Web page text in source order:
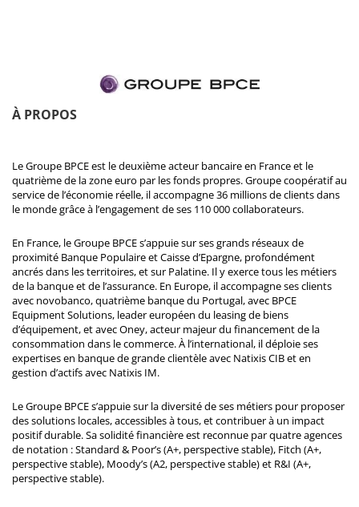
À PROPOS
Le Groupe BPCE est le deuxième acteur bancaire en France et le
quatrième de la zone euro par les fonds propres. Groupe coopératif au
service de l’économie réelle, il accompagne 36 millions de clients dans
le monde grâce à l’engagement de ses 110 000 collaborateurs.
En France, le Groupe BPCE s’appuie sur ses grands réseaux de
proximité Banque Populaire et Caisse d’Epargne, profondément
ancrés dans les territoires, et sur Palatine. Il y exerce tous les métiers
de la banque et de l’assurance. En Europe, il accompagne ses clients
avec novobanco, quatrième banque du Portugal, avec BPCE
Equipment Solutions, leader européen du leasing de biens
d’équipement, et avec Oney, acteur majeur du financement de la
consommation dans le commerce. À l’international, il déploie ses
expertises en banque de grande clientèle avec Natixis CIB et en
gestion d’actifs avec Natixis IM.
Le Groupe BPCE s’appuie sur la diversité de ses métiers pour proposer
des solutions locales, accessibles à tous, et contribuer à un impact
positif durable. Sa solidité financière est reconnue par quatre agences
de notation : Standard & Poor’s (A+, perspective stable), Fitch (A+,
perspective stable), Moody’s (A2, perspective stable) et R&I (A+,
perspective stable).